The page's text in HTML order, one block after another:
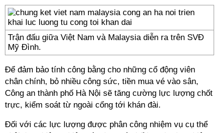
Trận đấu giữa Việt Nam và Malaysia diễn ra trên SVĐ
Mỹ Đình.
Để đảm bảo tính công bằng cho những cổ động viên
chân chính, bỏ nhiều công sức, tiền mua vé vào sân,
Công an thành phố Hà Nội sẽ tăng cường lực lượng chốt
trực, kiểm soát từ ngoài cổng tới khán đài.
Đối với các lực lượng được phân công nhiệm vụ cụ thể